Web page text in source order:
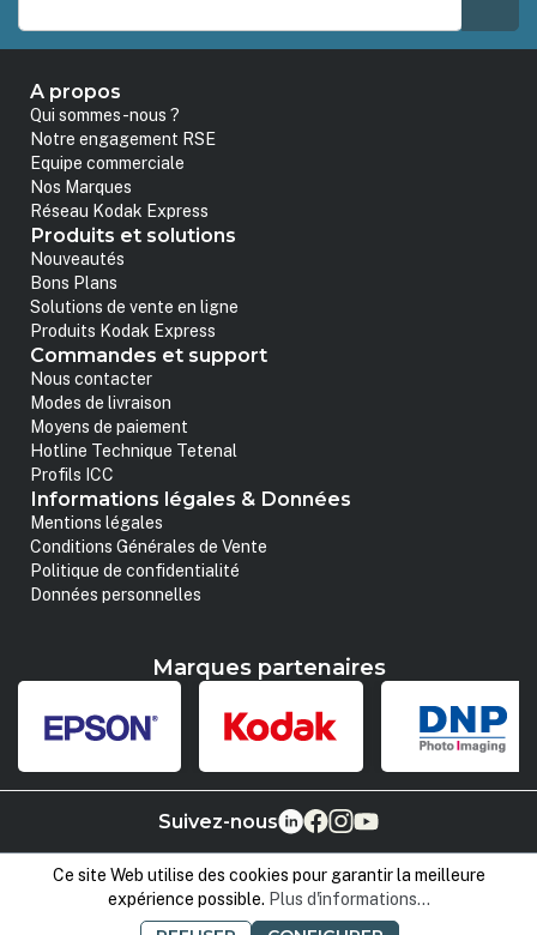
A propos
Qui sommes-nous ?
Notre engagement RSE
Equipe commerciale
Nos Marques
Réseau Kodak Express
Produits et solutions
Nouveautés
Bons Plans
Solutions de vente en ligne
Produits Kodak Express
Commandes et support
Nous contacter
Modes de livraison
Moyens de paiement
Hotline Technique Tetenal
Profils ICC
Informations légales & Données
Mentions légales
Conditions Générales de Vente
Politique de confidentialité
Données personnelles
Marques partenaires
Suivez-nous
Ce site Web utilise des cookies pour garantir la meilleure
expérience possible. Plus d'informations...